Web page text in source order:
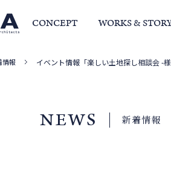
CONCEPT WORKS &
事例集
サービス・家づくりの流れ 室長からの挨
情報 イベント情報「楽しい土地探し相談会 -
NEWS 新着情報